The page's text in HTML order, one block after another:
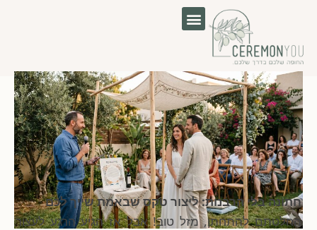
חתונה בלי הרבנות: ליצור טקס שבאמת שייך לכם
החלטתם להתחתן, מזל טוב! אבל אז הגיע הרגע לעצור